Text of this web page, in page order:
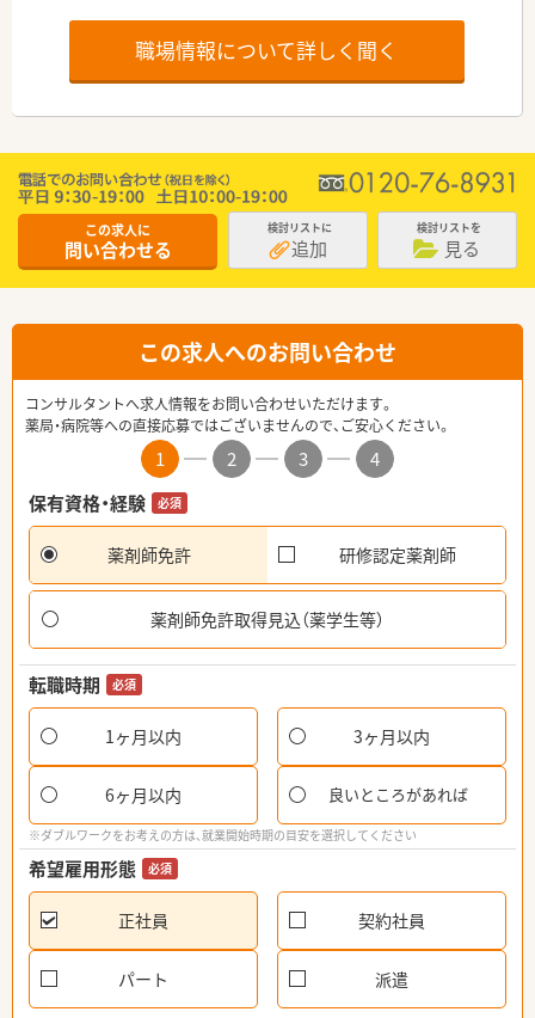
職場情報について詳しく聞く
この求人に
問い合わせる
検討リストに
追加
検討リストを
見る
この求人へのお問い合わせ
コンサルタントへ求人情報をお問い合わせいただけます。
薬局・病院等への直接応募ではございませんので、ご安心ください。
1 2 3
4
保有資格・経験
必須
薬剤師免許 研修認定薬剤師
薬剤師免許取得見込（薬学生等）
転職時期 必須
1ヶ月以内 3ヶ月以内
6ヶ月以内 良いところがあれば
※ダブルワークをお考えの方は、就業開始時期の目安を選択してください
希望雇用形態 必須
正社員 契約社員
パート 派遣